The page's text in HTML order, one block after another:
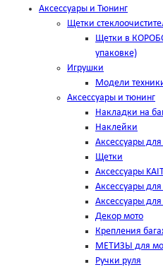
Аксессуары и Тюнинг
Щетки
Щетки в
упаковке)
Игрушки
Модели
Аксессуары и тюнинг
Накладки на
Наклейки
Аксессуары
Щетки
Аксессуары
Аксессуары
Аксессуары
Декор мото
Крепления
МЕТИЗЫ для
Ручки руля